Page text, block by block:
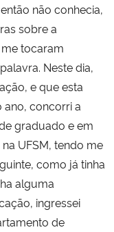
não conhecia,
sobre a
tocaram
Neste dia,
e que esta
concorri a
graduado e em
UFSM, tendo me
como já tinha
alguma
ingressei
de